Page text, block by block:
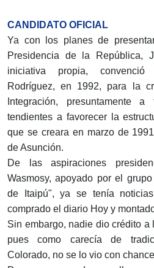
CANDIDATO OFICIAL
Ya con los planes de
Presidencia de la República,
iniciativa propia,
Rodríguez, en 1992, para la
Integración, presuntamente
tendientes a favorecer la
que se creara en marzo de
de Asunción.
De las aspiraciones
Wasmosy, apoyado por el
de Itaipú", ya se tenía
comprado el diario Hoy y
Sin embargo, nadie dio crédito
pues como carecía de
Colorado, no se lo vio con